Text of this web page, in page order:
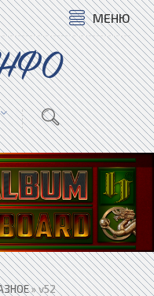
МЕНЮ
» v52